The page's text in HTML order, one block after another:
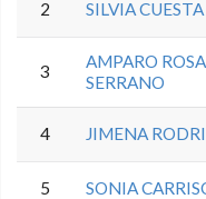
2 SILVIA
3
AMPARO
SERRANO
4 JIMENA
5 SONIA